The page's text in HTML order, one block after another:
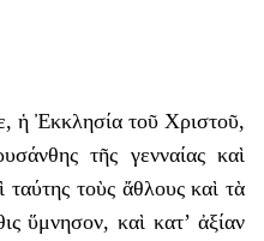
ἡ Ἐκκλησία τοῦ Χριστοῦ,
τῆς γενναίας καὶ
τοὺς ἄθλους καὶ τὰ
ὕμνησον, καὶ κατ’ ἀξίαν